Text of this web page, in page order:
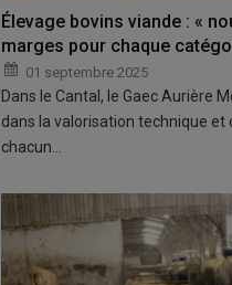
Élevage bovins viande : «
marges pour chaque
01 septembre 2025
Dans le Cantal, le Gaec Aurière
dans la valorisation technique et
chacun…